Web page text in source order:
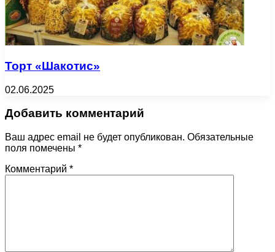
Торт «Шакотис»
02.06.2025
Добавить комментарий
Ваш адрес email не будет опубликован. Обязательные
поля помечены *
Комментарий *